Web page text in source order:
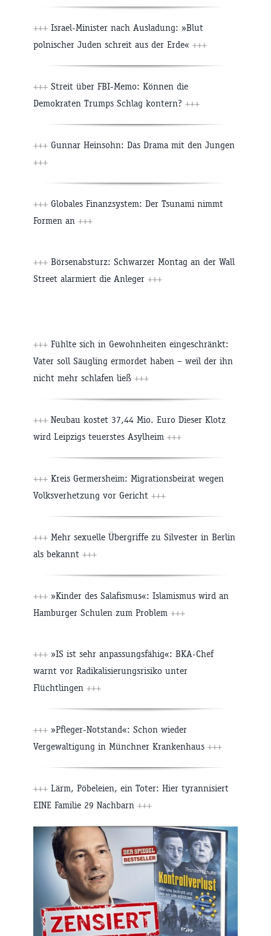
+++ Israel-Minister nach Ausladung: »Blut
polnischer Juden schreit aus der Erde« +++
+++ Streit über FBI-Memo: Können die
Demokraten Trumps Schlag kontern? +++
+++ Gunnar Heinsohn: Das Drama mit den Jungen
+++
+++ Globales Finanzsystem: Der Tsunami nimmt
Formen an +++
+++ Börsenabsturz: Schwarzer Montag an der Wall
Street alarmiert die Anleger +++
+++ Fühlte sich in Gewohnheiten eingeschränkt:
Vater soll Säugling ermordet haben – weil der ihn
nicht mehr schlafen ließ +++
+++ Neubau kostet 37,44 Mio. Euro Dieser Klotz
wird Leipzigs teuerstes Asylheim +++
+++ Kreis Germersheim: Migrationsbeirat wegen
Volksverhetzung vor Gericht +++
+++ Mehr sexuelle Übergriffe zu Silvester in Berlin
als bekannt +++
+++ »Kinder des Salafismus«: Islamismus wird an
Hamburger Schulen zum Problem +++
+++ »IS ist sehr anpassungsfähig«: BKA-Chef
warnt vor Radikalisierungsrisiko unter
Flüchtlingen +++
+++ »Pfleger-Notstand«: Schon wieder
Vergewaltigung in Münchner Krankenhaus +++
+++ Lärm, Pöbeleien, ein Toter: Hier tyrannisiert
EINE Familie 29 Nachbarn +++